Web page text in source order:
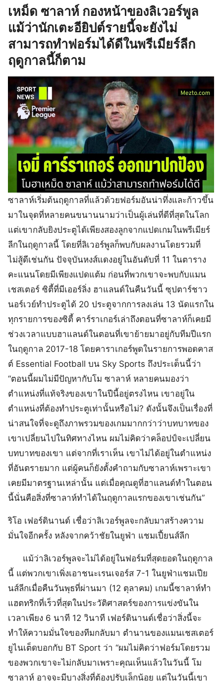
เหม็ด ซาลาห์ กองหน้าของลิเวอร์พูล
แม้ว่านักเตะอียิปต์รายนี้จะยังไม่
สามารถทำฟอร์มได้ดีในพรีเมียร์ลีก
ฤดูกาลนี้ก็ตาม
ซาลาห์เริ่มต้นฤดูกาลที่แล้วด้วยฟอร์มอันน่าทึ่งและก้าวขึ้น
มาในจุดที่หลายคนขนานนามว่าเป็นผู้เล่นที่ดีที่สุดในโลก
แต่เขากลับยิงประตูได้เพียงสองลูกจากแปดเกมในพรีเมียร์
ลีกในฤดูกาลนี้ โดยที่ลิเวอร์พูลก็พบกับผลงานโดยรวมที่
ไม่สู้ดีเช่นกัน ปัจจุบันหงส์แดงอยู่ในอันดับที่ 11 ในตาราง
คะแนนโดยมีเพียงแปดแต้ม ก่อนที่พวกเขาจะพบกับแมน
เชสเตอร์ ซิตี้ที่มีเออร์ลิ่ง ฮาแลนด์ในคืนวันนี้ ซุปตาร์ชาว
นอร์เวย์ทำประตูได้ 20 ประตูจากการลงเล่น 13 นัดแรกใน
ทุกรายการของซิตี้ คาร์ราเกอร์เล่าถึงตอนที่ซาลาห์ก็เคยมี
ช่วงเวลาแบบฮาแลนด์ในตอนที่เขาย้ายมาอยู่กับทีมปีแรก
ในฤดูกาล 2017-18 โดยคาราเกอร์พูดในรายการพอดคาส
ต์ Essential Football บน Sky Sports ถึงประเด็นนี้ว่า
“ตอนนี้ผมไม่มีปัญหากับโม ซาลาห์ หลายคนมองว่า
ตำแหน่งที่แท้จริงของเขาในปีนี้อยู่ตรงไหน เขาอยู่ใน
ตำแหน่งที่ต้องทำประตูเท่านั้นหรือไม่? ดังนั้นจึงเป็นเรื่องที่
น่าสนใจที่จะดูถึงภาพรวมของเกมมากกว่าว่าบทบาทของ
เขาเปลี่ยนไปในทิศทางไหน ผมไม่คิดว่าคล็อปป์จะเปลี่ยน
บทบาทของเขา แต่จากที่เราเห็น เขาไม่ได้อยู่ในตำแหน่ง
ที่อันตรายมาก แต่ผู้คนก็ยังตั้งคำถามกับซาลาห์เพราะเขา
เคยมีมาตรฐานเหล่านั้น แต่เมื่อคุณดูที่ฮาแลนด์ทำในตอน
นี้นั่นคือสิ่งที่ซาลาห์ทำได้ในฤดูกาลแรกของเขาเช่นกัน”
ริโอ เฟอร์ดินานด์ เชื่อว่าลิเวอร์พูลจะกลับมาสร้างความ
มั่นใจอีกครั้ง หลังจากคว้าชัยในยูฟ่า แชมเปี้ยนส์ลีก
แม้ว่าลิเวอร์พูลจะไม่ได้อยู่ในฟอร์มที่สุดยอดในฤดูกาล
นี้ แต่พวกเขาเพิ่งเอาชนะเรนเจอร์ส 7-1 ในยูฟ่าแชมเปีย
นส์ลีกเมื่อคืนวันพุธที่ผ่านมา (12 ตุลาคม) เกมนี้ซาลาห์ทำ
แฮตทริกที่เร็วที่สุดในประวัติศาสตร์ของการแข่งขันใน
เวลาเพียง 6 นาที 12 วินาที เฟอร์ดินานด์เชื่อว่าสิ่งนี้จะ
ทำให้ความมั่นใจของทีมกลับมา ตำนานของแมนเชสเตอร์
ยูไนเต็ดบอกกับ BT Sport ว่า “ผมไม่คิดว่าฟอร์มโดยรวม
ของพวกเขาจะไม่กลับมาเพราะคุณเห็นแล้วในวันนี้ โม
ซาลาห์ อาจจะมีบางสิ่งที่ต้องปรับเล็กน้อย แต่ในวันนี้เขา